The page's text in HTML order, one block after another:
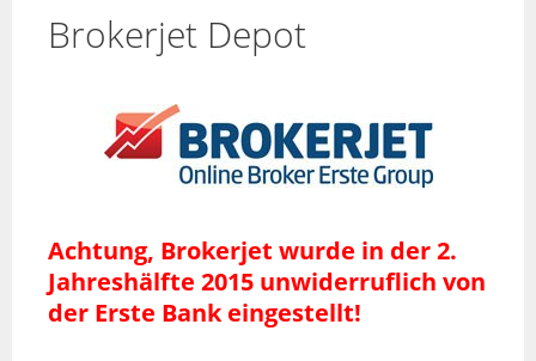
Brokerjet Depot
Achtung, Brokerjet wurde in der 2.
Jahreshälfte 2015 unwiderruflich von
der Erste Bank eingestellt!